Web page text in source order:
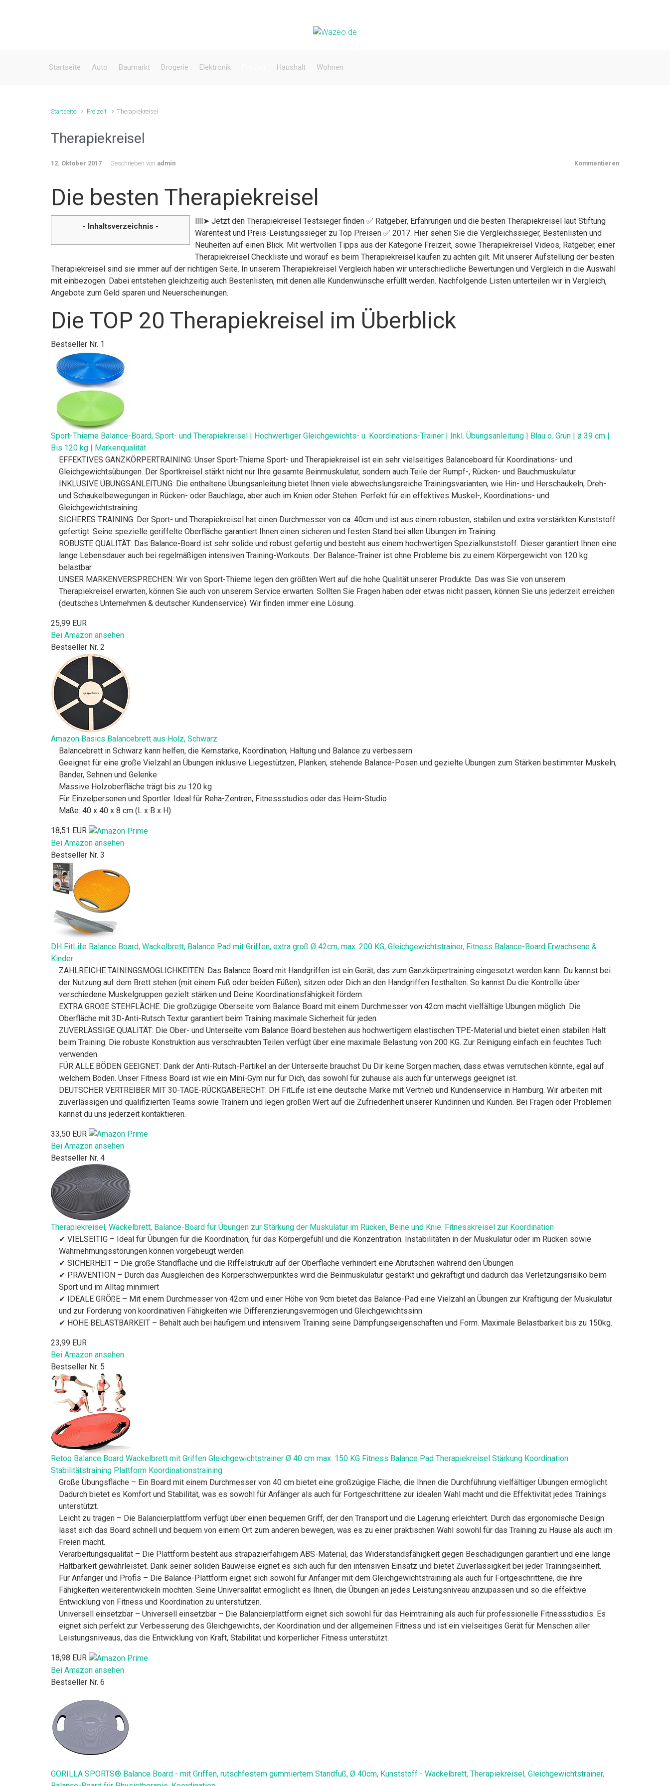
Startseite Auto Baumarkt Drogerie Elektronik Haushalt Wohnen
Startseite Freizeit Therapiekreisel
Therapiekreisel
12. Oktober 2017 Geschrieben von admin Kommentieren
Die besten Therapiekreisel
- Inhaltsverzeichnis -
llll➤ Jetzt den Therapiekreisel Testsieger finden ✅ Ratgeber, Erfahrungen und die besten Therapiekreisel laut Stiftung
Warentest und Preis-Leistungssieger zu Top Preisen ✅ 2017. Hier sehen Sie die Vergleichssieger, Bestenlisten und
Neuheiten auf einen Blick. Mit wertvollen Tipps aus der Kategorie Freizeit, sowie Therapiekreisel Videos, Ratgeber, einer
Therapiekreisel Checkliste und worauf es beim Therapiekreisel kaufen zu achten gilt. Mit unserer Aufstellung der besten
Therapiekreisel sind sie immer auf der richtigen Seite. In unserem Therapiekreisel Vergleich haben wir unterschiedliche Bewertungen und Vergleich in die Auswahl
mit einbezogen. Dabei entstehen gleichzeitig auch Bestenlisten, mit denen alle Kundenwünsche erfüllt werden. Nachfolgende Listen unterteilen wir in Vergleich,
Angebote zum Geld sparen und Neuerscheinungen.
Die TOP 20 Therapiekreisel im Überblick
Bestseller Nr. 1
Sport-Thieme Balance-Board, Sport- und Therapiekreisel | Hochwertiger Gleichgewichts- u. Koordinations-Trainer | Inkl. Übungsanleitung | Blau o. Grün | ø 39 cm |
Bis 120 kg | Markenqualität
EFFEKTIVES GANZKÖRPERTRAINING: Unser Sport-Thieme Sport- und Therapiekreisel ist ein sehr vielseitiges Balanceboard für Koordinations- und
Gleichgewichtsübungen. Der Sportkreisel stärkt nicht nur Ihre gesamte Beinmuskulatur, sondern auch Teile der Rumpf-, Rücken- und Bauchmuskulatur.
INKLUSIVE ÜBUNGSANLEITUNG: Die enthaltene Übungsanleitung bietet Ihnen viele abwechslungsreiche Trainingsvarianten, wie Hin- und Herschaukeln, Dreh-
und Schaukelbewegungen in Rücken- oder Bauchlage, aber auch im Knien oder Stehen. Perfekt für ein effektives Muskel-, Koordinations- und
Gleichgewichtstraining.
SICHERES TRAINING: Der Sport- und Therapiekreisel hat einen Durchmesser von ca. 40cm und ist aus einem robusten, stabilen und extra verstärkten Kunststoff
gefertigt. Seine spezielle geriffelte Oberfläche garantiert Ihnen einen sicheren und festen Stand bei allen Übungen im Training.
ROBUSTE QUALITÄT: Das Balance-Board ist sehr solide und robust gefertig und besteht aus einem hochwertigen Spezialkunststoff. Dieser garantiert Ihnen eine
lange Lebensdauer auch bei regelmäßigen intensiven Training-Workouts. Der Balance-Trainer ist ohne Probleme bis zu einem Körpergewicht von 120 kg
belastbar.
UNSER MARKENVERSPRECHEN: Wir von Sport-Thieme legen den größten Wert auf die hohe Qualität unserer Produkte. Das was Sie von unserem
Therapiekreisel erwarten, können Sie auch von unserem Service erwarten. Sollten Sie Fragen haben oder etwas nicht passen, können Sie uns jederzeit erreichen
(deutsches Unternehmen & deutscher Kundenservice). Wir finden immer eine Lösung.
25,99 EUR
Bei Amazon ansehen
Bestseller Nr. 2
Amazon Basics Balancebrett aus Holz, Schwarz
Balancebrett in Schwarz kann helfen, die Kernstärke, Koordination, Haltung und Balance zu verbessern
Geeignet für eine große Vielzahl an Übungen inklusive Liegestützen, Planken, stehende Balance-Posen und gezielte Übungen zum Stärken bestimmter Muskeln,
Bänder, Sehnen und Gelenke
Massive Holzoberfläche trägt bis zu 120 kg
Für Einzelpersonen und Sportler. Ideal für Reha-Zentren, Fitnessstudios oder das Heim-Studio
Maße: 40 x 40 x 8 cm (L x B x H)
18,51 EUR
Bei Amazon ansehen
Bestseller Nr. 3
DH FitLife Balance Board, Wackelbrett, Balance Pad mit Griffen, extra groß Ø 42cm, max. 200 KG, Gleichgewichtstrainer, Fitness Balance-Board Erwachsene &
Kinder
ZAHLREICHE TAININGSMÖGLICHKEITEN: Das Balance Board mit Handgriffen ist ein Gerät, das zum Ganzkörpertraining eingesetzt werden kann. Du kannst bei
der Nutzung auf dem Brett stehen (mit einem Fuß oder beiden Füßen), sitzen oder Dich an den Handgriffen festhalten. So kannst Du die Kontrolle über
verschiedene Muskelgruppen gezielt stärken und Deine Koordinationsfähigkeit fördern.
EXTRA GROßE STEHFLÄCHE: Die großzügige Oberseite vom Balance Board mit einem Durchmesser von 42cm macht vielfältige Übungen möglich. Die
Oberfläche mit 3D-Anti-Rutsch Textur garantiert beim Training maximale Sicherheit für jeden.
ZUVERLÄSSIGE QUALITÄT: Die Ober- und Unterseite vom Balance Board bestehen aus hochwertigem elastischen TPE-Material und bietet einen stabilen Halt
beim Training. Die robuste Konstruktion aus verschraubten Teilen verfügt über eine maximale Belastung von 200 KG. Zur Reinigung einfach ein feuchtes Tuch
verwenden.
FÜR ALLE BÖDEN GEEIGNET: Dank der Anti-Rutsch-Partikel an der Unterseite brauchst Du Dir keine Sorgen machen, dass etwas verrutschen könnte, egal auf
welchem Boden. Unser Fitness Board ist wie ein Mini-Gym nur für Dich, das sowohl für zuhause als auch für unterwegs geeignet ist.
DEUTSCHER VERTREIBER MIT 30-TAGE-RÜCKGABERECHT: DH FitLife ist eine deutsche Marke mit Vertrieb und Kundenservice in Hamburg. Wir arbeiten mit
zuverlässigen und qualifizierten Teams sowie Trainern und legen großen Wert auf die Zufriedenheit unserer Kundinnen und Kunden. Bei Fragen oder Problemen
kannst du uns jederzeit kontaktieren.
33,50 EUR
Bei Amazon ansehen
Bestseller Nr. 4
Therapiekreisel, Wackelbrett, Balance-Board für Übungen zur Stärkung der Muskulatur im Rücken, Beine und Knie. Fitnesskreisel zur Koordination
✔ VIELSEITIG – Ideal für Übungen für die Koordination, für das Körpergefühl und die Konzentration. Instabilitäten in der Muskulatur oder im Rücken sowie
Wahrnehmungsstörungen können vorgebeugt werden
✔ SICHERHEIT – Die große Standfläche und die Riffelstrukutr auf der Oberfläche verhindert eine Abrutschen während den Übungen
✔ PRÄVENTION – Durch das Ausgleichen des Körperschwerpunktes wird die Beinmuskulatur gestärkt und gekräftigt und dadurch das Verletzungsrisiko beim
Sport und im Alltag minimiert
✔ IDEALE GRÖßE – Mit einem Durchmesser von 42cm und einer Höhe von 9cm bietet das Balance-Pad eine Vielzahl an Übungen zur Kräftigung der Muskulatur
und zur Förderung von koordinativen Fähigkeiten wie Differenzierungsvermögen und Gleichgewichtssinn
✔ HOHE BELASTBARKEIT – Behält auch bei häufigem und intensivem Training seine Dämpfungseigenschaften und Form. Maximale Belastbarkeit bis zu 150kg.
23,99 EUR
Bei Amazon ansehen
Bestseller Nr. 5
Retoo Balance Board Wackelbrett mit Griffen Gleichgewichtstrainer Ø 40 cm max. 150 KG Fitness Balance Pad Therapiekreisel Stärkung Koordination
Stabilitätstraining Plattform Koordinationstraining
Große Übungsfläche – Ein Board mit einem Durchmesser von 40 cm bietet eine großzügige Fläche, die Ihnen die Durchführung vielfältiger Übungen ermöglicht.
Dadurch bietet es Komfort und Stabilität, was es sowohl für Anfänger als auch für Fortgeschrittene zur idealen Wahl macht und die Effektivität jedes Trainings
unterstützt.
Leicht zu tragen – Die Balancierplattform verfügt über einen bequemen Griff, der den Transport und die Lagerung erleichtert. Durch das ergonomische Design
lässt sich das Board schnell und bequem von einem Ort zum anderen bewegen, was es zu einer praktischen Wahl sowohl für das Training zu Hause als auch im
Freien macht.
Verarbeitungsqualität – Die Plattform besteht aus strapazierfähigem ABS-Material, das Widerstandsfähigkeit gegen Beschädigungen garantiert und eine lange
Haltbarkeit gewährleistet. Dank seiner soliden Bauweise eignet es sich auch für den intensiven Einsatz und bietet Zuverlässigkeit bei jeder Trainingseinheit.
Für Anfänger und Profis – Die Balance-Plattform eignet sich sowohl für Anfänger mit dem Gleichgewichtstraining als auch für Fortgeschrittene, die ihre
Fähigkeiten weiterentwickeln möchten. Seine Universalität ermöglicht es Ihnen, die Übungen an jedes Leistungsniveau anzupassen und so die effektive
Entwicklung von Fitness und Koordination zu unterstützen.
Universell einsetzbar – Universell einsetzbar – Die Balancierplattform eignet sich sowohl für das Heimtraining als auch für professionelle Fitnessstudios. Es
eignet sich perfekt zur Verbesserung des Gleichgewichts, der Koordination und der allgemeinen Fitness und ist ein vielseitiges Gerät für Menschen aller
Leistungsniveaus, das die Entwicklung von Kraft, Stabilität und körperlicher Fitness unterstützt.
18,98 EUR
Bei Amazon ansehen
Bestseller Nr. 6
GORILLA SPORTS® Balance Board - mit Griffen, rutschfestem gummiertem Standfuß, Ø 40cm, Kunststoff - Wackelbrett, Therapiekreisel, Gleichgewichtstrainer,